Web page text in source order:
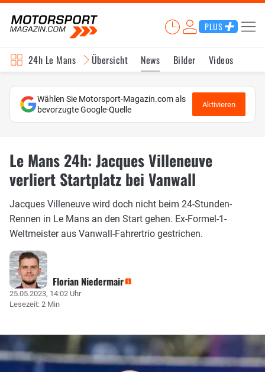
PLUS
24h Le Mans Übersicht News Bilder Videos
Wählen Sie Motorsport-Magazin.com als
bevorzugte Google-Quelle
Aktivieren
Le Mans 24h: Jacques Villeneuve
verliert Startplatz bei Vanwall
Jacques Villeneuve wird doch nicht beim 24-Stunden-
Rennen in Le Mans an den Start gehen. Ex-Formel-1-
Weltmeister aus Vanwall-Fahrertrio gestrichen.
Florian Niedermair
25.05.2023, 14:02 Uhr
Lesezeit: 2 Min